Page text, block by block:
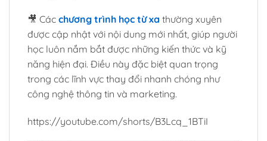
🎥 Các chương trình học từ xa thường xuyên
được cập nhật với nội dung mới nhất, giúp người
học luôn nắm bắt được những kiến thức và kỹ
năng hiện đại. Điều này đặc biệt quan trọng
trong các lĩnh vực thay đổi nhanh chóng như
công nghệ thông tin và marketing.
https://youtube.com/shorts/B3Lcq_1BTiI